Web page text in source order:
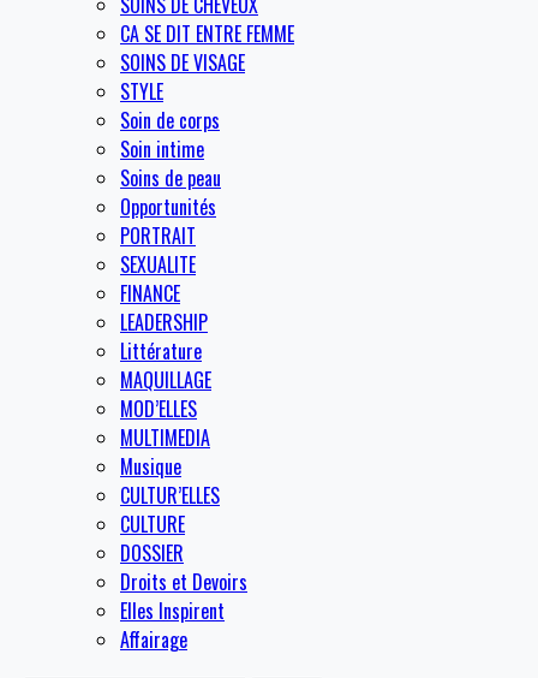
CA SE DIT ENTRE FEMME
SOINS DE VISAGE
STYLE
Soin de corps
Soin intime
Soins de peau
Opportunités
PORTRAIT
SEXUALITE
FINANCE
LEADERSHIP
Littérature
MAQUILLAGE
MOD’ELLES
MULTIMEDIA
Musique
CULTUR’ELLES
CULTURE
DOSSIER
Droits et Devoirs
Elles Inspirent
Affairage